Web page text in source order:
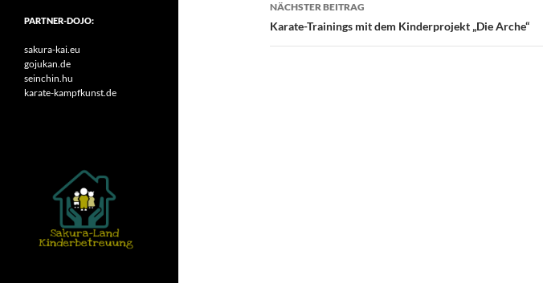
NÄCHSTER BEITRAG
Karate-Trainings mit dem Kinderprojekt „Die Arche“
PARTNER-DOJO:
sakura-kai.eu
gojukan.de
seinchin.hu
karate-kampfkunst.de